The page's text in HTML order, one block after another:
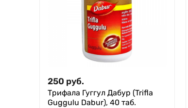
250 руб.
Трифала Гуггул Дабур (Trifla
Guggulu Dabur), 40 таб.